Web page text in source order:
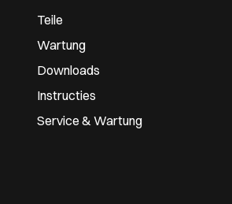
Teile
Wartung
Downloads
Instructies
Service & Wartung